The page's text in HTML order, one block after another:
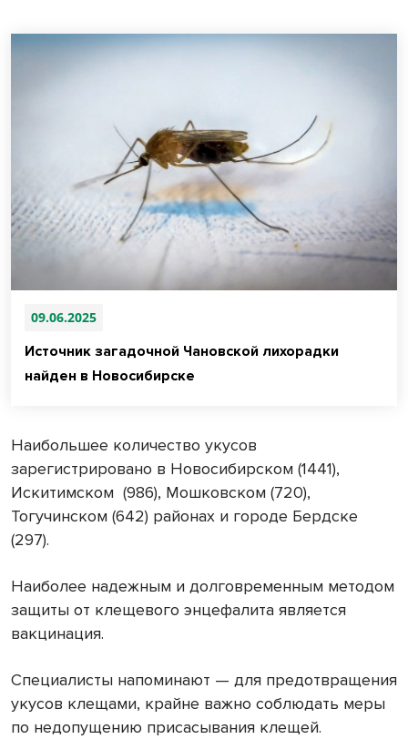
09.06.2025
Источник загадочной Чановской лихорадки
найден в Новосибирске
Наибольшее количество укусов
зарегистрировано в Новосибирском (1441),
Искитимском (986), Мошковском (720),
Тогучинском (642) районах и городе Бердске
(297).
Наиболее надежным и долговременным методом
защиты от клещевого энцефалита является
вакцинация.
Специалисты напоминают — для предотвращения
укусов клещами, крайне важно соблюдать меры
по недопущению присасывания клещей.